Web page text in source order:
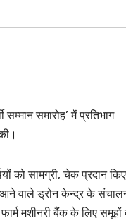
समारोह’ में प्रतिभाग
को सामग्री, चेक प्रदान
आने वाले ड्रोन केन्द्र के
मशीनरी बैंक के लिए समूहों